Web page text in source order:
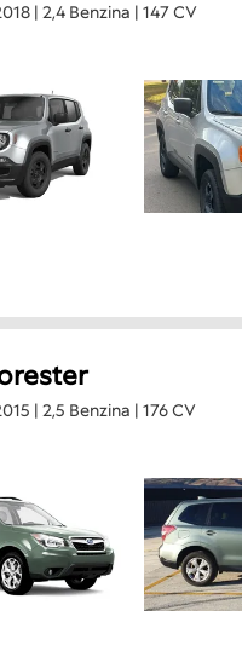
| 2,4 Benzina | 147 CV
| 2,5 Benzina | 176 CV